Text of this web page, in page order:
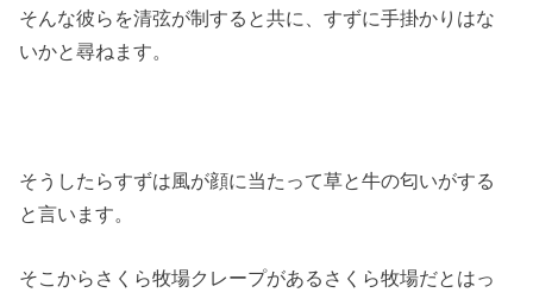
そんな彼らを清弦が制すると共に、すずに手掛かりはな
いかと尋ねます。
そうしたらすずは風が顔に当たって草と牛の匂いがする
と言います。
そこからさくら牧場クレープがあるさくら牧場だとはっ